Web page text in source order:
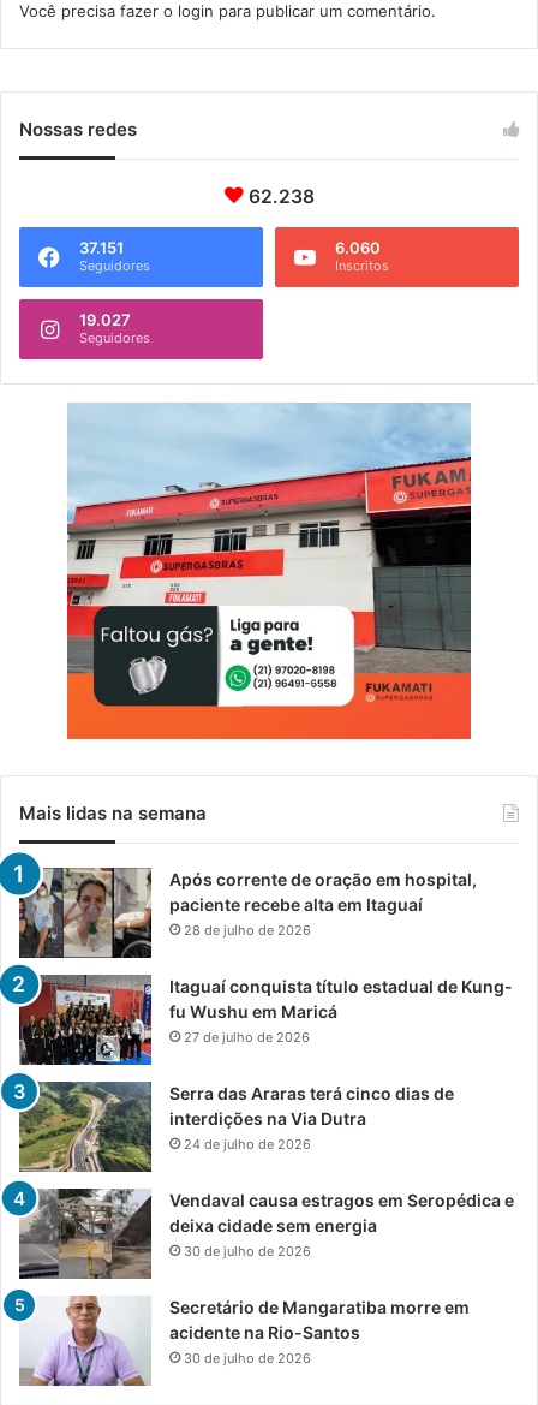
o
C
l
0
Você precisa fazer o login para publicar um comentário.
Nossas redes
62.238
37.151
Seguidores
6.060
Inscritos
19.027
Seguidores
Mais lidas na semana
Após corrente de oração em hospital,
paciente recebe alta em Itaguaí
28 de julho de 2026
Itaguaí conquista título estadual de Kung-
fu Wushu em Maricá
27 de julho de 2026
Serra das Araras terá cinco dias de
interdições na Via Dutra
24 de julho de 2026
Vendaval causa estragos em Seropédica e
deixa cidade sem energia
30 de julho de 2026
Secretário de Mangaratiba morre em
acidente na Rio-Santos
30 de julho de 2026